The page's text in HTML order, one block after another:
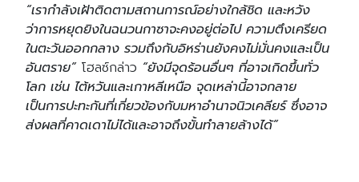
“เรากำลังเฝ้าติดตามสถานการณ์อย่างใกล้ชิด และหวัง
ว่าการหยุดยิงในฉนวนกาซาจะคงอยู่ต่อไป ความตึงเครียด
ในตะวันออกกลาง รวมถึงกับอิหร่านยังคงไม่มั่นคงและเป็น
อันตราย”โฮลซ์กล่าว “ยังมีจุดร้อนอื่นๆ ที่อาจเกิดขึ้นทั่ว
โลก เช่น ไต้หวันและเกาหลีเหนือ จุดเหล่านี้อาจกลาย
เป็นการปะทะกันที่เกี่ยวข้องกับมหาอำนาจนิวเคลียร์ ซึ่งอาจ
ส่งผลที่คาดเดาไม่ได้และอาจถึงขั้นทำลายล้างได้”